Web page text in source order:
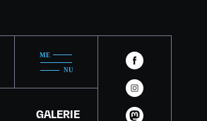
GALERIE